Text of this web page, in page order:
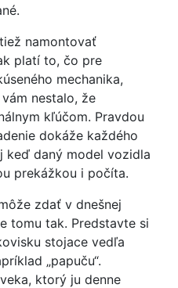
namontovať
platí to, čo pre
mechanika,
nestalo, že
kľúčom. Pravdou
dokáže každého
keď daný model vozidla
prekážkou i počíta.
zdať v dnešnej
tomu tak. Predstavte si
stojace vedľa
„papuču“.
ktorý ju denne